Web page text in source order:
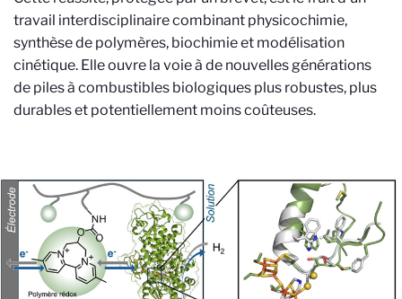
travail interdisciplinaire combinant physicochimie,
synthèse de polymères, biochimie et modélisation
cinétique. Elle ouvre la voie à de nouvelles générations
de piles à combustibles biologiques plus robustes, plus
durables et potentiellement moins coûteuses.